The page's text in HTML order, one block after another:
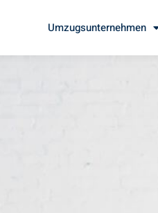
Umzugsunternehmen